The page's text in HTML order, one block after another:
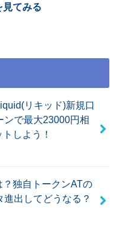
てみる
リキッド)新規口
ンで最大23000円相
しよう！
独自トークンATの
出してどうなる？